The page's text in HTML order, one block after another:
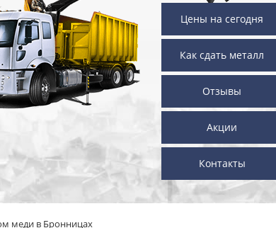
Цены на сегодня
Как сдать металл
Отзывы
Акции
Контакты
меди в Бронницах